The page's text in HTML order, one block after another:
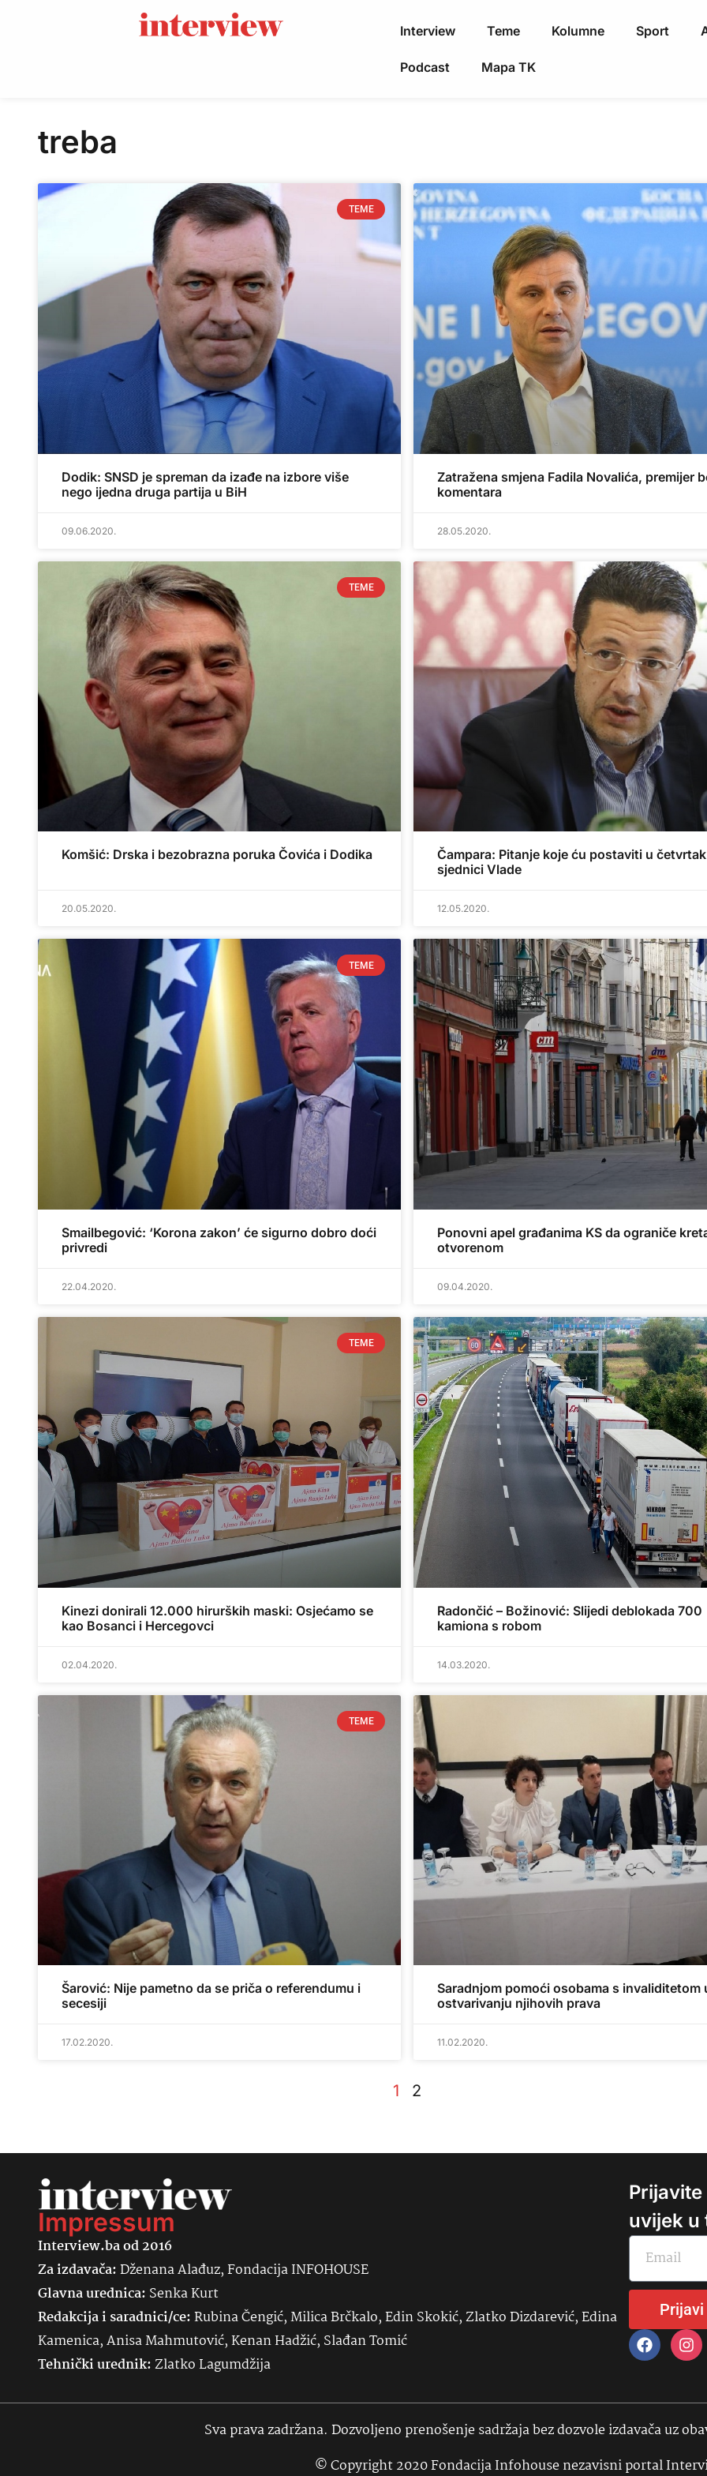
Interview Teme Kolumne Sport
Podcast Mapa TK
treba
TEME
Dodik: SNSD je spreman da izađe na izbore više
nego ijedna druga partija u BiH
09.06.2020.
Zatražena smjena Fadila Novalića, premijer
komentara
28.05.2020.
TEME
Komšić: Drska i bezobrazna poruka Čovića i Dodika
20.05.2020.
Čampara: Pitanje koje ću postaviti u
sjednici Vlade
12.05.2020.
TEME
Smailbegović: ‘Korona zakon’ će sigurno dobro doći
privredi
22.04.2020.
Ponovni apel građanima KS da ograniče
otvorenom
09.04.2020.
TEME
Kinezi donirali 12.000 hirurških maski: Osjećamo se
kao Bosanci i Hercegovci
02.04.2020.
Radončić – Božinović: Slijedi deblokada 700
kamiona s robom
14.03.2020.
TEME
Šarović: Nije pametno da se priča o referendumu i
secesiji
17.02.2020.
Saradnjom pomoći osobama s invaliditetom
ostvarivanju njihovih prava
11.02.2020.
1 2
Impressum
Interview.ba od 2016
Za izdavača:Dženana Alađuz, Fondacija INFOHOUSE
Glavna urednica: SenkaKurt
Redakcija i saradnici/ce:Rubina Čengić, Milica Brčkalo, Edin Skokić, Zlatko Dizdarević, Edina
Kamenica, Anisa Mahmutović, Kenan Hadžić, Slađan Tomić
Tehnički urednik:Zlatko Lagumdžija
uvijek u
Prijavi
Sva prava zadržana. Dozvoljeno prenošenje sadržaja bez dozvole izdavača uz
© Copyright 2020 Fondacija Infohouse nezavisni portal